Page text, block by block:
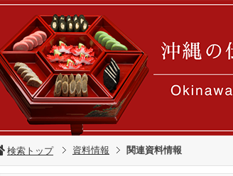
検索トップ 資料情報 関連資料情報